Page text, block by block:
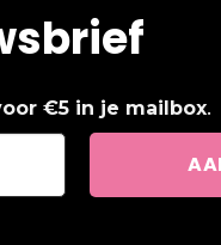
€5 in je mailbox.